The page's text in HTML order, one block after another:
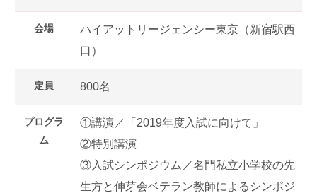
会場
ハイアットリージェンシー東京（新宿駅西
口）
定員 800名
プログラ
ム
①講演／「2019年度入試に向けて」
②特別講演
③入試シンポジウム／名門私立小学校の先
生方と伸芽会ベテラン教師によるシンポジ